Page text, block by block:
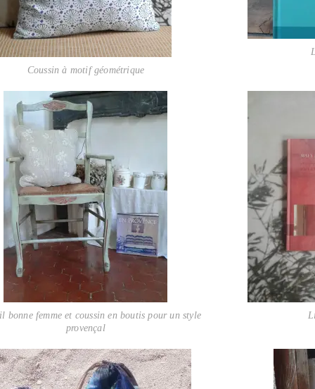
Coussin à motif géométrique
bonne femme et coussin en boutis pour un style
provençal